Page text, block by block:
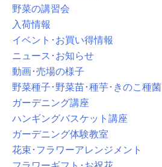
野菜の講習会
入荷情報
イベント･お買い得情報
ニュース･お知らせ
動画･売場の様子
野菜種子･野菜苗･種芋･きのこ種菌
ガーデニング講座
ハンギングバスケット講座
ガーデニング体験教室
花束･フラワーアレンジメント